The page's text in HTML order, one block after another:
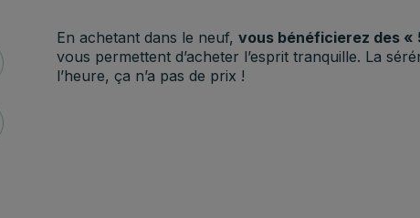
En achetant dans le neuf, vous bénéficierez des «
vous permettent d’acheter l’esprit tranquille. La
l’heure, ça n’a pas de prix !